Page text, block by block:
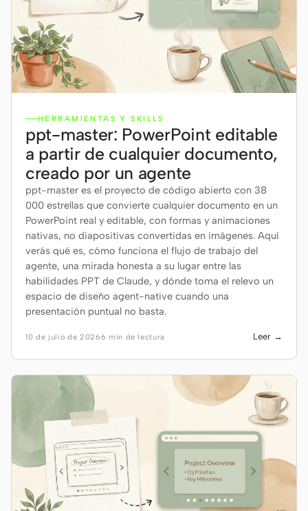
HERRAMIENTAS Y SKILLS
ppt-master: PowerPoint editable
a partir de cualquier documento,
creado por un agente
ppt-master es el proyecto de código abierto con 38
000 estrellas que convierte cualquier documento en un
PowerPoint real y editable, con formas y animaciones
nativas, no diapositivas convertidas en imágenes. Aquí
verás qué es, cómo funciona el flujo de trabajo del
agente, una mirada honesta a su lugar entre las
habilidades PPT de Claude, y dónde toma el relevo un
espacio de diseño agent-native cuando una
presentación puntual no basta.
10 de julio de 20266 min de lectura Leer →